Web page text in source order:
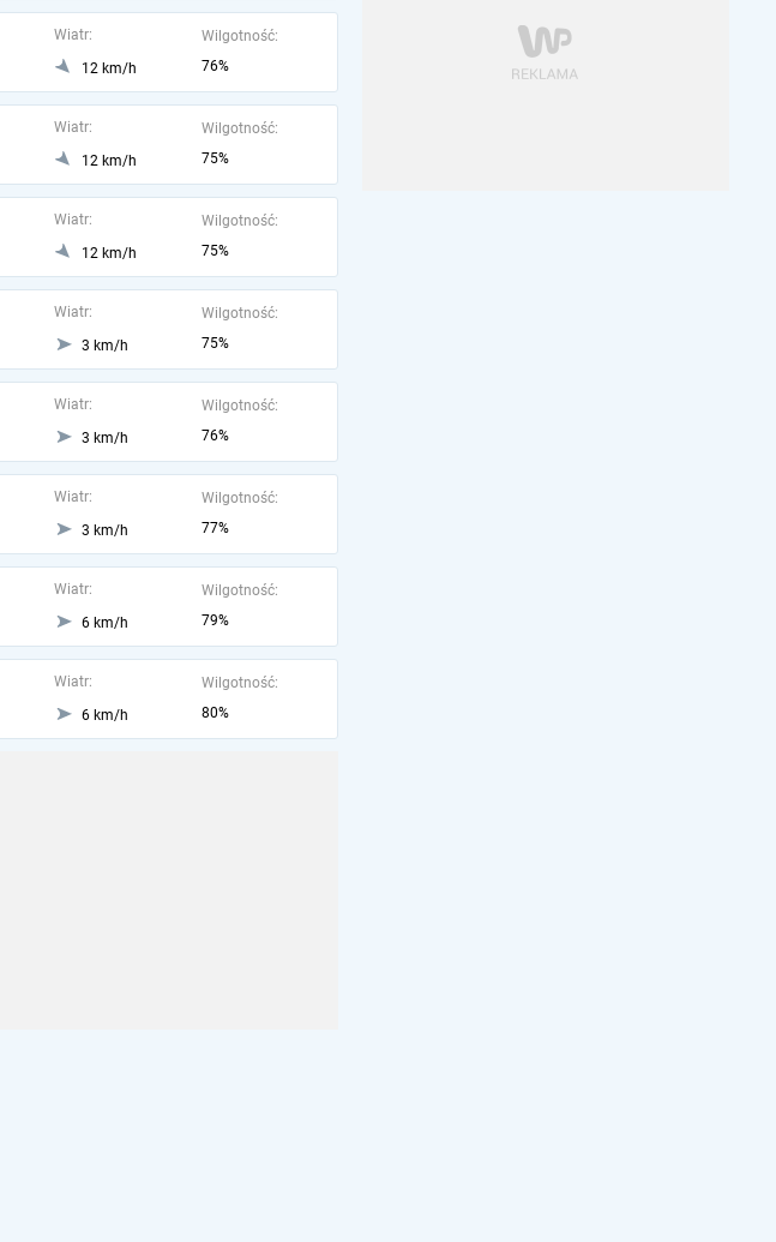
Wiatr:
12 km/h
Wilgotność:
76%
Wiatr:
12 km/h
Wilgotność:
75%
Wiatr:
12 km/h
Wilgotność:
75%
Wiatr:
3 km/h
Wilgotność:
75%
Wiatr:
3 km/h
Wilgotność:
76%
Wiatr:
3 km/h
Wilgotność:
77%
Wiatr:
6 km/h
Wilgotność:
79%
Wiatr:
6 km/h
Wilgotność:
80%